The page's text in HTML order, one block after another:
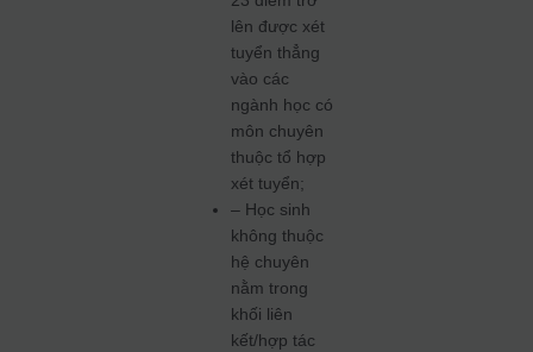
lên được xét
tuyển thẳng
vào các
ngành học có
môn chuyên
thuộc tổ hợp
xét tuyển;
– Học sinh
không thuộc
hệ chuyên
nằm trong
khối liên
kết/hợp tác